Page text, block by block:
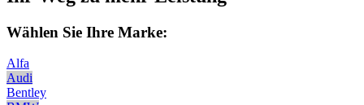
Wählen Sie Ihre Marke:
Alfa
Audi
Bentley